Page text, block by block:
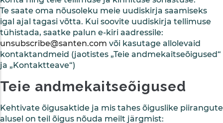
Te saate oma nõusoleku meie uudiskirja saamiseks
igal ajal tagasi võtta. Kui soovite uudiskirja tellimuse
tühistada, saatke palun e-kiri aadressile:
unsubscribe@santen.com või kasutage allolevaid
kontaktandmeid (jaotistes „Teie andmekaitseõigused“
ja „Kontaktteave“)
Teie andmekaitseõigused
Kehtivate õigusaktide ja mis tahes õiguslike piirangute
alusel on teil õigus nõuda meilt järgmist: